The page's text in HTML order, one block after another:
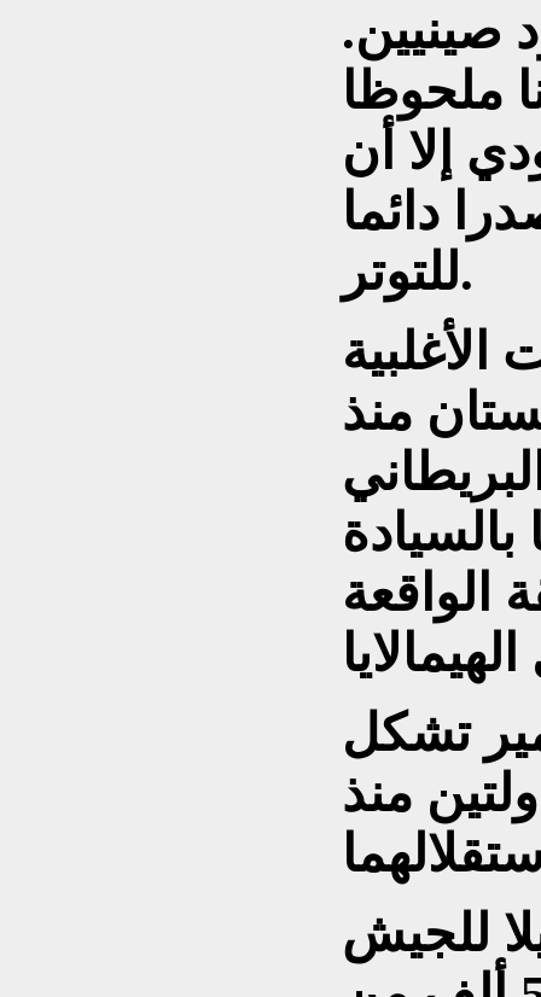
و4 جنود صينيين.
ملحوظا
إلا أن
دائما
للتوتر.
منذ
بالسيادة
الواقعة
تشكل
منذ
للجيش